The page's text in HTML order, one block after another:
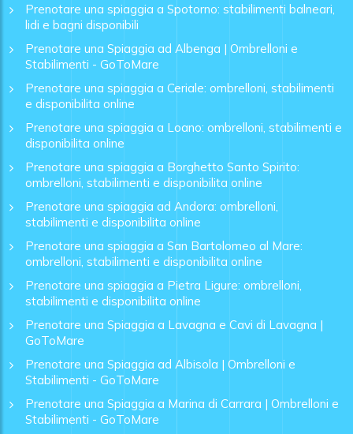
Prenotare una spiaggia a Spotorno: stabilimenti balneari,
lidi e bagni disponibili
Prenotare una Spiaggia ad Albenga | Ombrelloni e
Stabilimenti - GoToMare
Prenotare una spiaggia a Ceriale: ombrelloni, stabilimenti
e disponibilita online
Prenotare una spiaggia a Loano: ombrelloni, stabilimenti e
disponibilita online
Prenotare una spiaggia a Borghetto Santo Spirito:
ombrelloni, stabilimenti e disponibilita online
Prenotare una spiaggia ad Andora: ombrelloni,
stabilimenti e disponibilita online
Prenotare una spiaggia a San Bartolomeo al Mare:
ombrelloni, stabilimenti e disponibilita online
Prenotare una spiaggia a Pietra Ligure: ombrelloni,
stabilimenti e disponibilita online
Prenotare una Spiaggia a Lavagna e Cavi di Lavagna |
GoToMare
Prenotare una Spiaggia ad Albisola | Ombrelloni e
Stabilimenti - GoToMare
Prenotare una Spiaggia a Marina di Carrara | Ombrelloni e
Stabilimenti - GoToMare